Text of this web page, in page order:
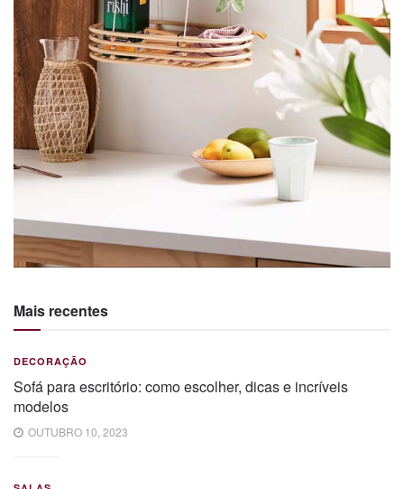
Mais recentes
DECORAÇÃO
Sofá para escritório: como escolher, dicas e incríveis
modelos
OUTUBRO 10, 2023